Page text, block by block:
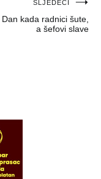
SLJEDEĆI
Dan kada radnici šute,
a šefovi slave